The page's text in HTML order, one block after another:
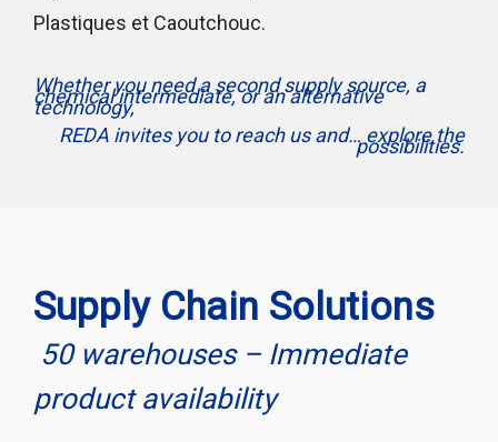
Plastiques et Caoutchouc.
Whether you need a second supply source, a
chemical intermediate, or an alternative
technology,
REDA invites you to reach us and… explore the
possibilities.
Supply Chain Solutions
50 warehouses – Immediate
product availability